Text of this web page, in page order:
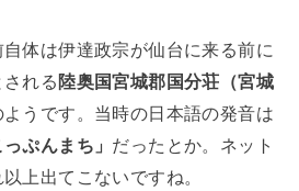
自体は伊達政宗が仙台に来る前に
れる 陸奥国宮城郡国分荘（宮城
うです。当時の日本語の発音は
ぷんまち」 だったとか。ネット
上出てこないですね。